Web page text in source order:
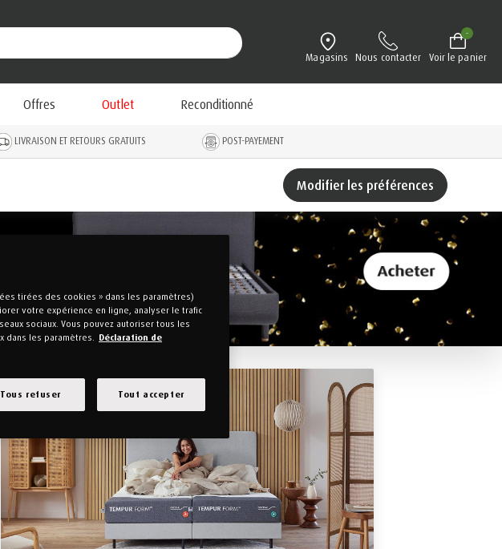
Magasins Nous contacter Voir le panier
-
Offres Outlet Reconditionné
LIVRAISON ET RETOURS GRATUITS POST-PAYEMENT
Modifier les préférences
tirées des cookies » dans les paramètres)
votre expérience en ligne, analyser le trafic
sociaux. Vous pouvez autoriser tous les
les paramètres.
Déclaration de
Tous refuser Tout accepter